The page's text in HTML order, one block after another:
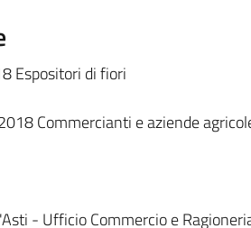
Espositori di fiori
Commercianti e aziende
- Ufficio Commercio e